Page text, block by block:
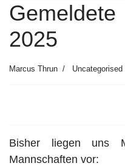
Gemeldete
2025
Marcus Thrun Uncategorised
Bisher liegen uns
Mannschaften vor: